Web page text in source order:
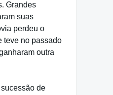
Grandes
suas
perdeu o
teve no passado
outra
de